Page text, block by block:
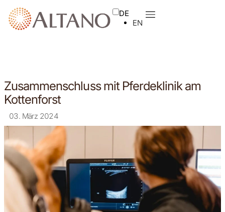
DE
EN
Zusammenschluss mit Pferdeklinik am
Kottenforst
03. März 2024